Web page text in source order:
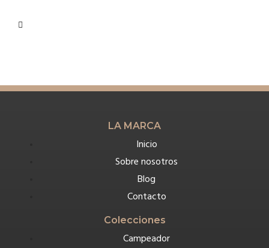
LA MARCA
Inicio
Sobre nosotros
Blog
Contacto
Colecciones
Campeador